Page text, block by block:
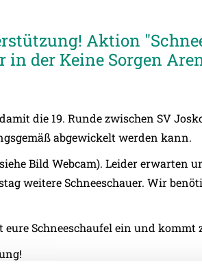
Aktion
in der Keine Sorgen
die 19. Runde zwischen SV
abgewickelt werden kann.
Bild Webcam). Leider erwarten
weitere Schneeschauer. Wir
Schneeschaufel ein und kommt